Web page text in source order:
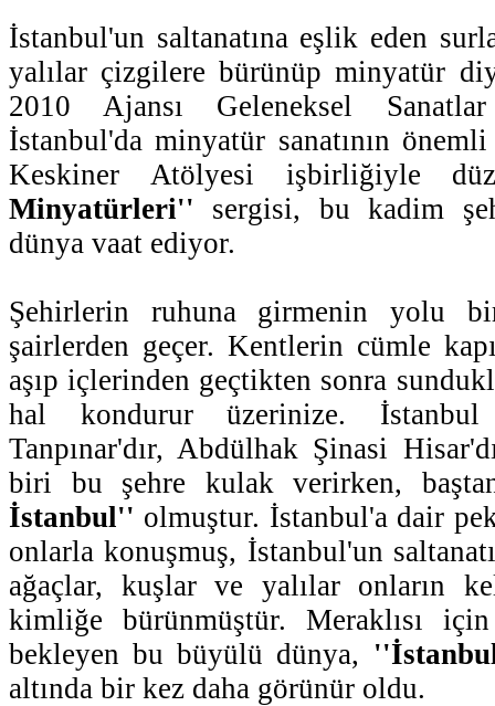
İstanbul'un saltanatına eşlik eden
yalılar çizgilere bürünüp minyatür
2010 Ajansı Geleneksel
İstanbul'da minyatür sanatının
Keskiner Atölyesi işbirliğiyle
Minyatürleri'' sergisi, bu kadim
dünya vaat ediyor.
Şehirlerin ruhuna girmenin yolu
şairlerden geçer. Kentlerin cümle
aşıp içlerinden geçtikten sonra
hal kondurur üzerinize.
Tanpınar'dır, Abdülhak Şinasi
biri bu şehre kulak verirken,
İstanbul'' olmuştur. İstanbul'a dair
onlarla konuşmuş, İstanbul'un
ağaçlar, kuşlar ve yalılar onların
kimliğe bürünmüştür. Meraklısı için
bekleyen bu büyülü dünya,
altında bir kez daha görünür oldu.